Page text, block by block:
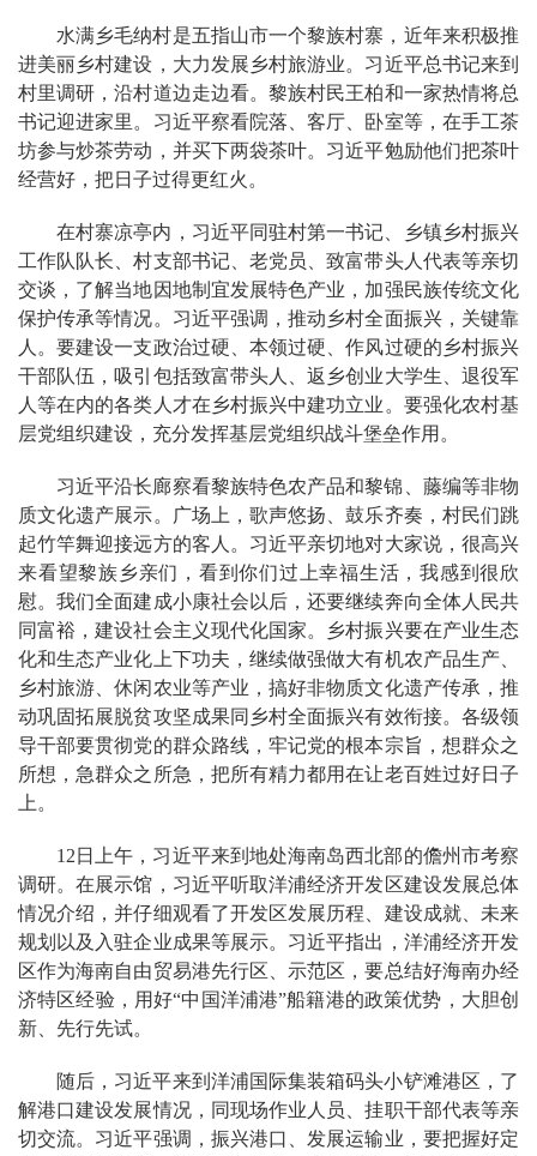
水满乡毛纳村是五指山市一个黎族村寨，近年来积极推
进美丽乡村建设，大力发展乡村旅游业。习近平总书记来到
村里调研，沿村道边走边看。黎族村民王柏和一家热情将总
书记迎进家里。习近平察看院落、客厅、卧室等，在手工茶
坊参与炒茶劳动，并买下两袋茶叶。习近平勉励他们把茶叶
经营好，把日子过得更红火。
在村寨凉亭内，习近平同驻村第一书记、乡镇乡村振兴
工作队队长、村支部书记、老党员、致富带头人代表等亲切
交谈，了解当地因地制宜发展特色产业，加强民族传统文化
保护传承等情况。习近平强调，推动乡村全面振兴，关键靠
人。要建设一支政治过硬、本领过硬、作风过硬的乡村振兴
干部队伍，吸引包括致富带头人、返乡创业大学生、退役军
人等在内的各类人才在乡村振兴中建功立业。要强化农村基
层党组织建设，充分发挥基层党组织战斗堡垒作用。
习近平沿长廊察看黎族特色农产品和黎锦、藤编等非物
质文化遗产展示。广场上，歌声悠扬、鼓乐齐奏，村民们跳
起竹竿舞迎接远方的客人。习近平亲切地对大家说，很高兴
来看望黎族乡亲们，看到你们过上幸福生活，我感到很欣
慰。我们全面建成小康社会以后，还要继续奔向全体人民共
同富裕，建设社会主义现代化国家。乡村振兴要在产业生态
化和生态产业化上下功夫，继续做强做大有机农产品生产、
乡村旅游、休闲农业等产业，搞好非物质文化遗产传承，推
动巩固拓展脱贫攻坚成果同乡村全面振兴有效衔接。各级领
导干部要贯彻党的群众路线，牢记党的根本宗旨，想群众之
所想，急群众之所急，把所有精力都用在让老百姓过好日子
上。
12日上午，习近平来到地处海南岛西北部的儋州市考察
调研。在展示馆，习近平听取洋浦经济开发区建设发展总体
情况介绍，并仔细观看了开发区发展历程、建设成就、未来
规划以及入驻企业成果等展示。习近平指出，洋浦经济开发
区作为海南自由贸易港先行区、示范区，要总结好海南办经
济特区经验，用好“中国洋浦港”船籍港的政策优势，大胆创
新、先行先试。
随后，习近平来到洋浦国际集装箱码头小铲滩港区，了
解港口建设发展情况，同现场作业人员、挂职干部代表等亲
切交流。习近平强调，振兴港口、发展运输业，要把握好定